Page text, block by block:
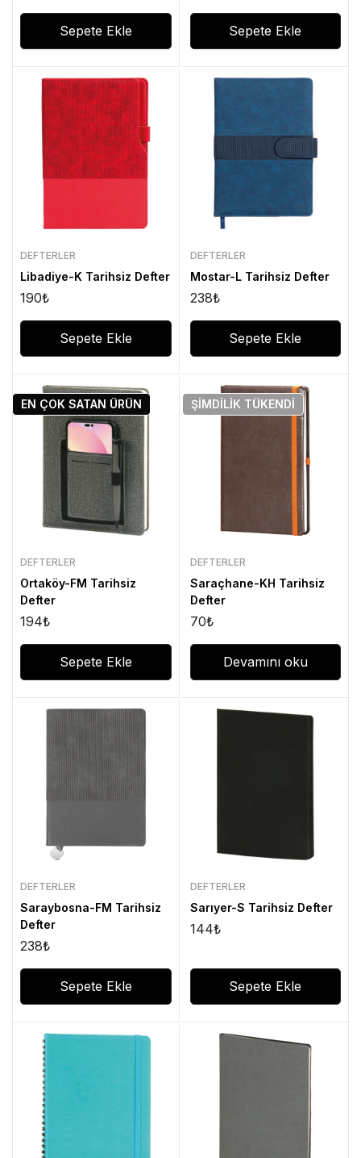
Sepete Ekle Sepete Ekle
DEFTERLER
Libadiye-K Tarihsiz Defter
190₺
Sepete Ekle
DEFTERLER
Mostar-L Tarihsiz Defter
238₺
Sepete Ekle
EN ÇOK SATAN ÜRÜN
DEFTERLER
Ortaköy-FM Tarihsiz
Defter
194₺
Sepete Ekle
ŞIMDILIK TÜKENDI
DEFTERLER
Saraçhane-KH Tarihsiz
Defter
70₺
Devamını oku
DEFTERLER
Saraybosna-FM Tarihsiz
Defter
238₺
Sepete Ekle
DEFTERLER
Sarıyer-S Tarihsiz Defter
144₺
Sepete Ekle